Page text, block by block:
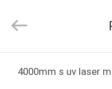
Gainlaser
Laser
All
Reserved.4000mm s uv laser